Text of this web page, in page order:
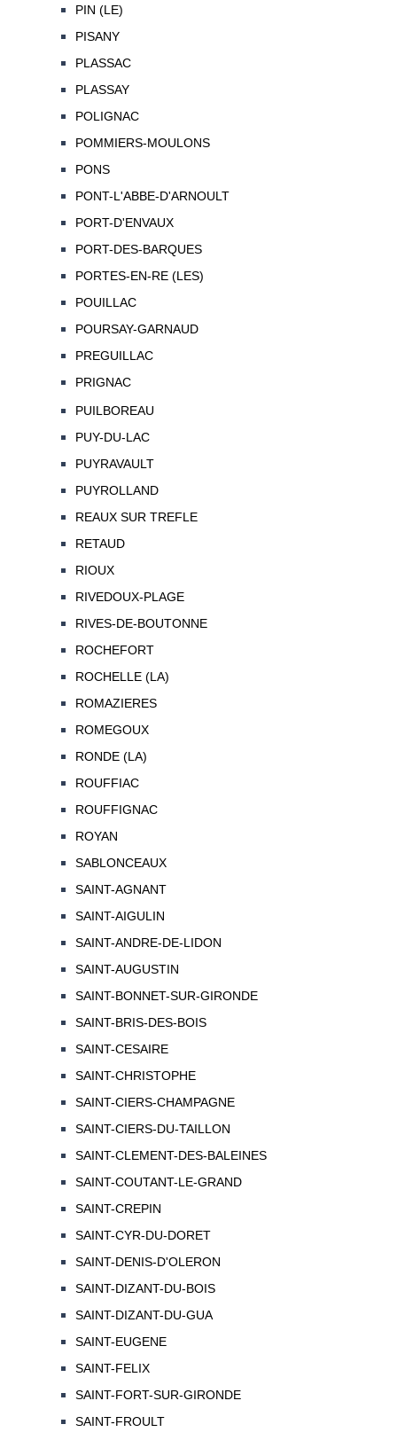
PIN (LE)
PISANY
PLASSAC
PLASSAY
POLIGNAC
POMMIERS-MOULONS
PONS
PONT-L'ABBE-D'ARNOULT
PORT-D'ENVAUX
PORT-DES-BARQUES
PORTES-EN-RE (LES)
POUILLAC
POURSAY-GARNAUD
PREGUILLAC
PRIGNAC
PUILBOREAU
PUY-DU-LAC
PUYRAVAULT
PUYROLLAND
REAUX SUR TREFLE
RETAUD
RIOUX
RIVEDOUX-PLAGE
RIVES-DE-BOUTONNE
ROCHEFORT
ROCHELLE (LA)
ROMAZIERES
ROMEGOUX
RONDE (LA)
ROUFFIAC
ROUFFIGNAC
ROYAN
SABLONCEAUX
SAINT-AGNANT
SAINT-AIGULIN
SAINT-ANDRE-DE-LIDON
SAINT-AUGUSTIN
SAINT-BONNET-SUR-GIRONDE
SAINT-BRIS-DES-BOIS
SAINT-CESAIRE
SAINT-CHRISTOPHE
SAINT-CIERS-CHAMPAGNE
SAINT-CIERS-DU-TAILLON
SAINT-CLEMENT-DES-BALEINES
SAINT-COUTANT-LE-GRAND
SAINT-CREPIN
SAINT-CYR-DU-DORET
SAINT-DENIS-D'OLERON
SAINT-DIZANT-DU-BOIS
SAINT-DIZANT-DU-GUA
SAINT-EUGENE
SAINT-FELIX
SAINT-FORT-SUR-GIRONDE
SAINT-FROULT